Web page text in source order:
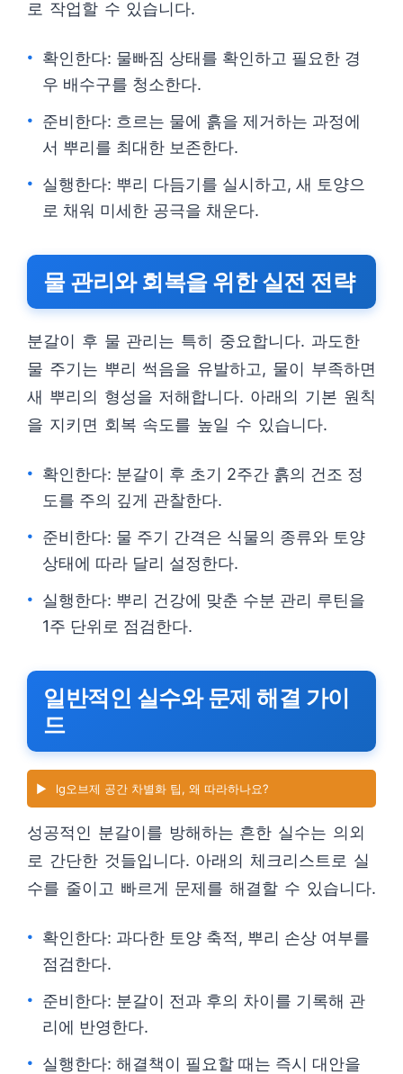
로 작업할 수 있습니다.
확인한다: 물빠짐 상태를 확인하고 필요한 경
우 배수구를 청소한다.
준비한다: 흐르는 물에 흙을 제거하는 과정에
서 뿌리를 최대한 보존한다.
실행한다: 뿌리 다듬기를 실시하고, 새 토양으
로 채워 미세한 공극을 채운다.
물 관리와 회복을 위한 실전 전략
분갈이 후 물 관리는 특히 중요합니다. 과도한
물 주기는 뿌리 썩음을 유발하고, 물이 부족하면
새 뿌리의 형성을 저해합니다. 아래의 기본 원칙
을 지키면 회복 속도를 높일 수 있습니다.
확인한다: 분갈이 후 초기 2주간 흙의 건조 정
도를 주의 깊게 관찰한다.
준비한다: 물 주기 간격은 식물의 종류와 토양
상태에 따라 달리 설정한다.
실행한다: 뿌리 건강에 맞춘 수분 관리 루틴을
1주 단위로 점검한다.
일반적인 실수와 문제 해결 가이
드
▶️ lg오브제 공간 차별화 팁, 왜 따라하나요?
성공적인 분갈이를 방해하는 흔한 실수는 의외
로 간단한 것들입니다. 아래의 체크리스트로 실
수를 줄이고 빠르게 문제를 해결할 수 있습니다.
확인한다: 과다한 토양 축적, 뿌리 손상 여부를
점검한다.
준비한다: 분갈이 전과 후의 차이를 기록해 관
리에 반영한다.
실행한다: 해결책이 필요할 때는 즉시 대안을